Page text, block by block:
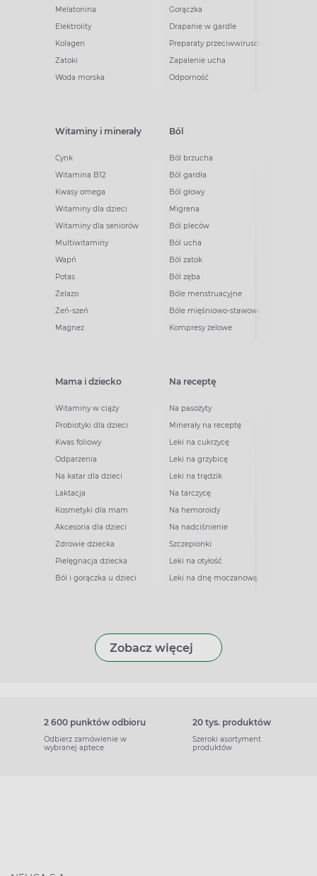
Melatonina
Elektrolity
Kolagen
Zatoki
Woda morska
Gorączka
Drapanie w gardle
Preparaty przeciwwirusowe
Zapalenie ucha
Odporność
Witaminy i minerały
Cynk
Witamina B12
Kwasy omega
Witaminy dla dzieci
Witaminy dla seniorów
Multiwitaminy
Wapń
Potas
Żelazo
Żeń-szeń
Magnez
Ból
Ból brzucha
Ból gardła
Ból głowy
Migrena
Ból pleców
Ból ucha
Ból zatok
Ból zęba
Bóle menstruacyjne
Bóle mięśniowo-stawowe
Kompresy żelowe
Mama i dziecko
Witaminy w ciąży
Probiotyki dla dzieci
Kwas foliowy
Odparzenia
Na katar dla dzieci
Laktacja
Kosmetyki dla mam
Akcesoria dla dzieci
Zdrowie dziecka
Pielęgnacja dziecka
Ból i gorączka u dzieci
Na receptę
Na pasożyty
Minerały na receptę
Leki na cukrzycę
Leki na grzybicę
Leki na trądzik
Na tarczycę
Na hemoroidy
Na nadciśnienie
Szczepionki
Leki na otyłość
Leki na dnę moczanową
Zobacz więcej
2 600 punktów odbioru
Odbierz zamówienie w
wybranej aptece
20 tys. produktów
Szeroki asortyment
produktów